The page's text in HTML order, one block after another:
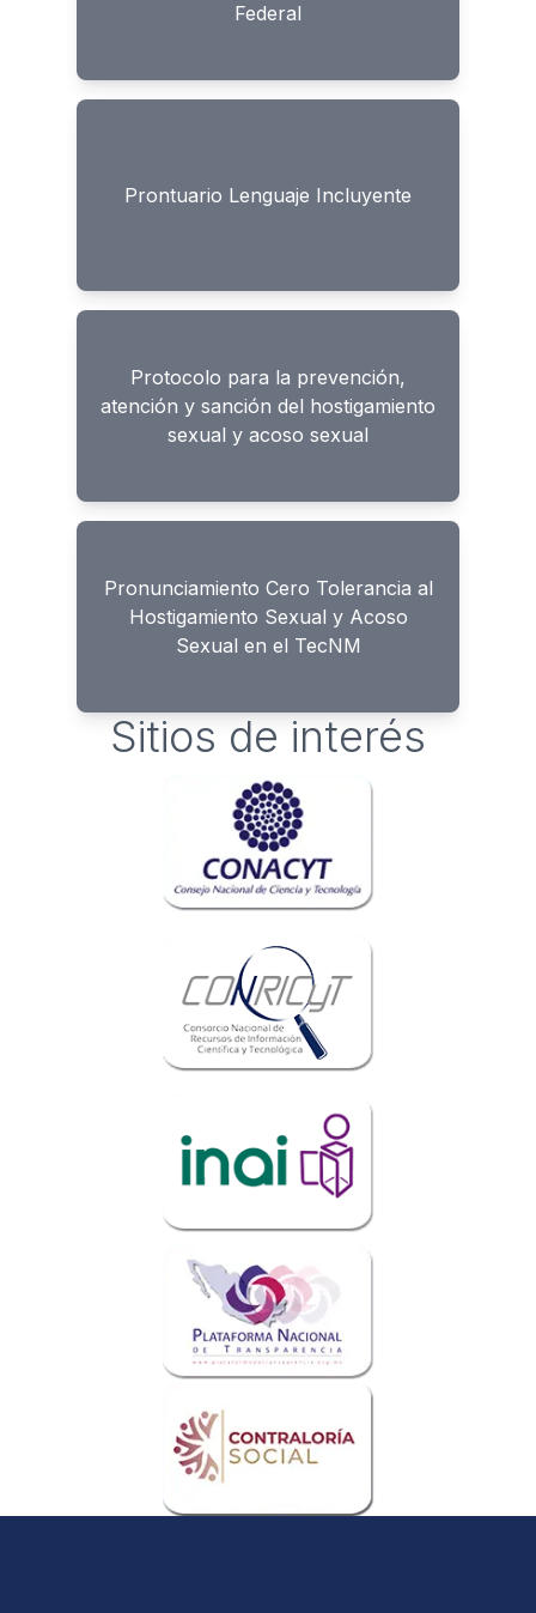
Federal
Prontuario Lenguaje Incluyente
Protocolo para la prevención,
atención y sanción del hostigamiento
sexual y acoso sexual
Pronunciamiento Cero Tolerancia al
Hostigamiento Sexual y Acoso
Sexual en el TecNM
Sitios de interés